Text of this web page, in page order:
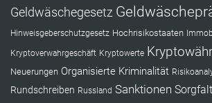
Geldwäschegesetz
Hinweisgeberschutzgesetz Hochrisikostaaten
Kryptoverwahrgeschäft Kryptowerte
Neuerungen Organisierte Kriminalität
Rundschreiben Russland Sanktionen